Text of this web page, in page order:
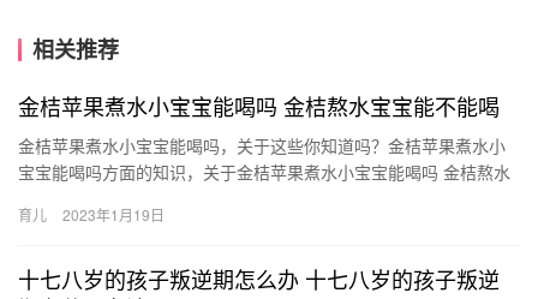
相关推荐
金桔苹果煮水小宝宝能喝吗 金桔熬水宝宝能不能喝
金桔苹果煮水小宝宝能喝吗，关于这些你知道吗？金桔苹果煮水小
宝宝能喝吗方面的知识，关于金桔苹果煮水小宝宝能喝吗 金桔熬水
喝…
育儿 2023年1月19日
十七八岁的孩子叛逆期怎么办 十七八岁的孩子叛逆